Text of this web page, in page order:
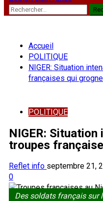
Rechercher :
Accueil
POLITIQUE
NIGER: Situation
françaises qui
POLITIQUE
NIGER:
troupes
Reflet info septembre 21,
0
Des soldats français sur